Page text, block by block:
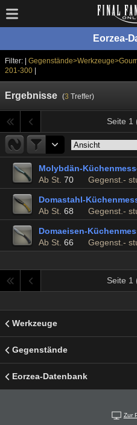
Eorzea-
Filter: |
201-300|
Ergebnisse (3 Treffer)
Seite 1
Molybdän-
Ab St. 70 Gegenst.-
Domastahl-
Ab St. 68 Gegenst.-
Domaeisen-
Ab St. 66 Gegenst.-
Seite 1
Werkzeuge
Gegenstände
Eorzea-Datenbank
Zur